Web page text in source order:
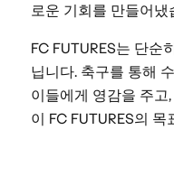
로운 기회를 만들어냈
FC FUTURES는 단순
닙니다. 축구를 통해
이들에게 영감을 주고
이 FC FUTURES의 목